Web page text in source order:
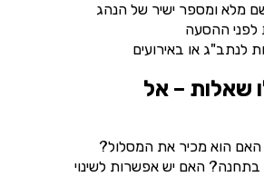
מלא ומספר ישיר של הנהג
לנתב"ג או באירועים
שאלות – אל
האם הוא מכיר את המסלול?
האם יש אפשרות לשינוי